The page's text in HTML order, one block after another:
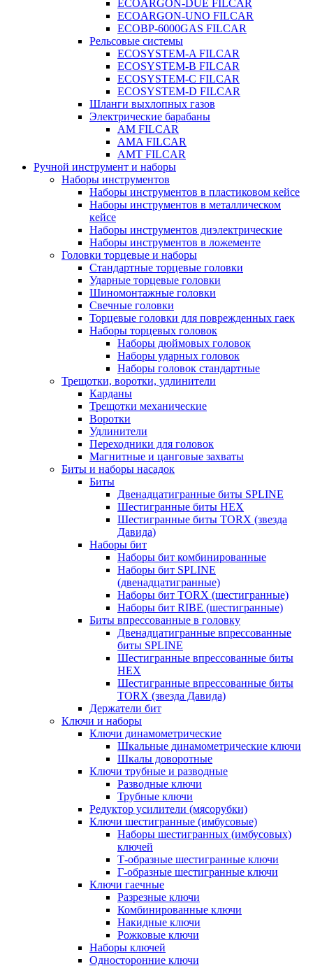
ECOARGON-DUE FILCAR
ECOARGON-UNO FILCAR
ECOBP-6000GAS FILCAR
Рельсовые системы
ECOSYSTEM-A FILCAR
ECOSYSTEM-B FILCAR
ECOSYSTEM-C FILCAR
ECOSYSTEM-D FILCAR
Шланги выхлопных газов
Электрические барабаны
AM FILCAR
AMA FILCAR
AMT FILCAR
Ручной инструмент и наборы
Наборы инструментов
Наборы инструментов в пластиковом кейсе
Наборы инструментов в металлическом
кейсе
Наборы инструментов диэлектрические
Наборы инструментов в ложементе
Головки торцевые и наборы
Стандартные торцевые головки
Ударные торцевые головки
Шиномонтажные головки
Свечные головки
Торцевые головки для поврежденных гаек
Наборы торцевых головок
Наборы дюймовых головок
Наборы ударных головок
Наборы головок стандартные
Трещотки, воротки, удлинители
Карданы
Трещотки механические
Воротки
Удлинители
Переходники для головок
Магнитные и цанговые захваты
Биты и наборы насадок
Биты
Двенадцатигранные биты SPLINE
Шестигранные биты HEX
Шестигранные биты TORX (звезда
Давида)
Наборы бит
Наборы бит комбинированные
Наборы бит SPLINE
(двенадцатигранные)
Наборы бит TORX (шестигранные)
Наборы бит RIBE (шестигранные)
Биты впрессованные в головку
Двенадцатигранные впрессованные
биты SPLINE
Шестигранные впрессованные биты
HEX
Шестигранные впрессованные биты
TORX (звезда Давида)
Держатели бит
Ключи и наборы
Ключи динамометрические
Шкальные динамометрические ключи
Шкалы доворотные
Ключи трубные и разводные
Разводные ключи
Трубные ключи
Редуктор усилители (мясорубки)
Ключи шестигранные (имбусовые)
Наборы шестигранных (имбусовых)
ключей
Т-образные шестигранные ключи
Г-образные шестигранные ключи
Ключи гаечные
Разрезные ключи
Комбинированные ключи
Накидные ключи
Рожковые ключи
Наборы ключей
Односторонние ключи